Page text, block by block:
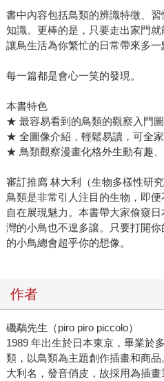
書中內容包括鳥類的辨識特徵、
知識。更棒的是，只要走出家門就
讓鳥生活為你繁忙的日常帶來多一
每一篇都是會心一笑的發現。
本書特色
★ 最容易看到的鳥類的觀察入門圖
★ 全圖像介紹，輕鬆易讀，可全家
★ 鳥類觀察漫畫化格外生動有趣、
審訂推廌 林大利（生物多樣性研究
鳥類是非常引人注目的生物，即
自在展現魅力。本書帶大家偷窺
灣的小鳥也不遑多讓。只要打開
的小鳥總會超乎你的想像。
作者
磯鷸先生（piro piro piccolo）
1989 年出生於日本東京，畢業於
類，以鳥類為主題創作插畫和商
大利名，發音俏皮，故採用為插